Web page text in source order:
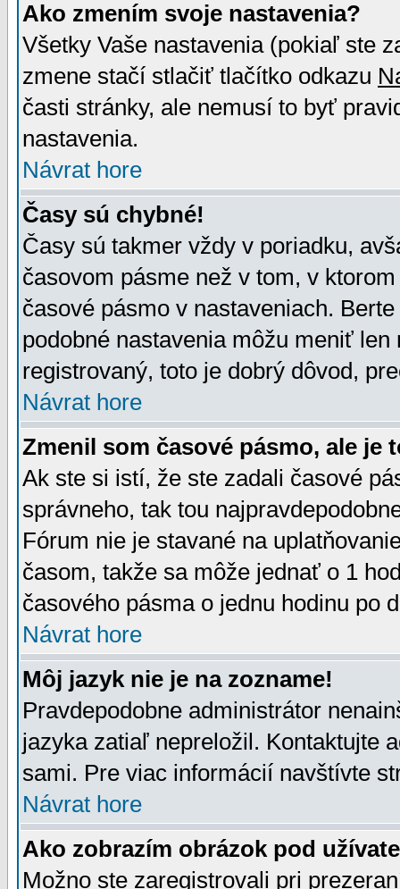
Ako zmením svoje nastavenia?
Všetky Vaše nastavenia (pokiaľ ste
zmene stačí stlačiť tlačítko odkazu
časti stránky, ale nemusí to byť
nastavenia.
Návrat hore
Časy sú chybné!
Časy sú takmer vždy v poriadku,
časovom pásme než v tom, v
časové pásmo v nastaveniach.
podobné nastavenia môžu meniť
registrovaný, toto je dobrý dôvod,
Návrat hore
Zmenil som časové pásmo, ale je
Ak ste si istí, že ste zadali časové
správneho, tak tou
Fórum nie je stavané na
časom, takže sa môže jednať o 1
časového pásma o jednu hodinu po
Návrat hore
Môj jazyk nie je na zozname!
Pravdepodobne administrátor
jazyka zatiaľ nepreložil. Kontaktujte
sami. Pre viac informácií navštívte
Návrat hore
Ako zobrazím obrázok pod
Možno ste zaregistrovali pri